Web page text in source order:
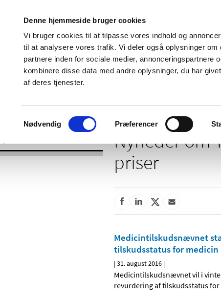
Denne hjemmeside bruger cookies
Vi bruger cookies til at tilpasse vores indhold og
til at analysere vores trafik. Vi deler også oplysninger
partnere inden for sociale medier, annonceringspartnere
kombinere disse data med andre oplysninger, du har
af deres tjenester.
Samtykkevalg
Nødvendig Præferencer
Godkendelse og
Bivirkninger og
produktinformation
Tilskud og
Nyheder om
priser
Medicintilskudsnævnet
tilskudsstatus for medicin
|31. august 2016 |
Medicintilskudsnævnet vil i
revurdering af tilskudsstatus for